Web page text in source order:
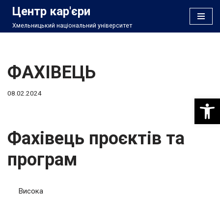
Перейти
Центр кар'єри
Хмельницький національний університет
ФАХІВЕЦЬ
08.02.2024
Фахівець проєктів та
програм
Висока